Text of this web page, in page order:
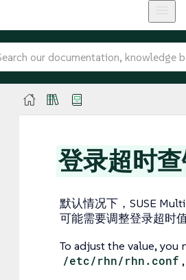
登录超时
默认情况下，SUSE
可能需要调整登录超时值
To adjust the value,
/etc/rhn/rhn.conf